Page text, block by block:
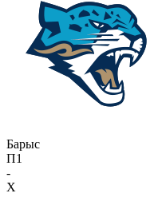
Барыс
П1
-
X